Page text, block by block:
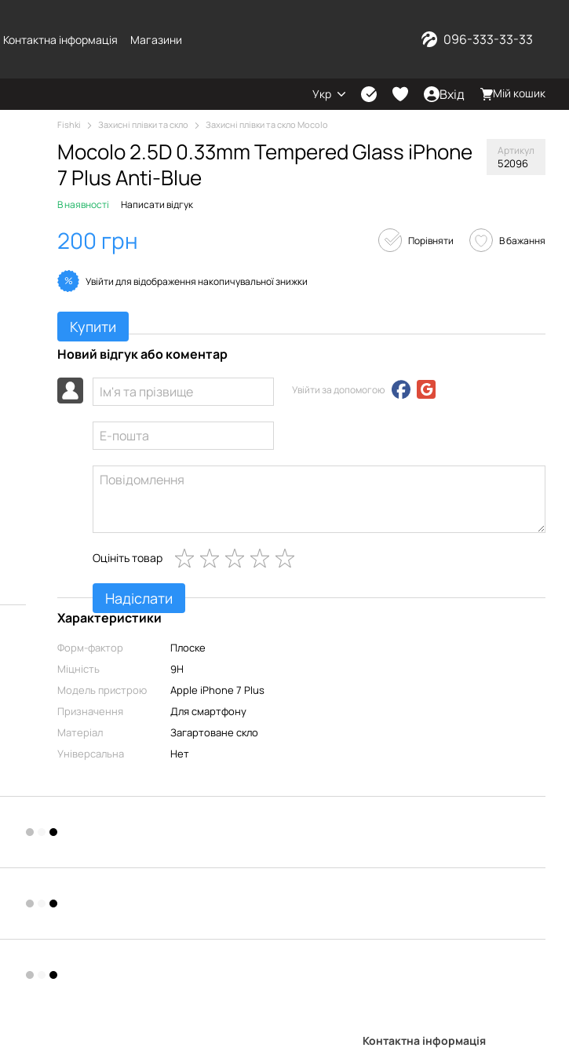
Контактна інформація Магазини 096-333-33-33
Укр Вхід Мій кошик
Fishki Захисні плівки та скло Захисні плівки та скло Mocolo
Mocolo 2.5D 0.33mm Tempered Glass iPhone
7 Plus Anti-Blue
Артикул
52096
В наявності Написати відгук
200 грн Порівняти В бажання
% Увійтидля відображення накопичувальної знижки
Купити
Новий відгук або коментар
Увійти за допомогою
Оцініть товар
Надіслати
Характеристики
Форм-фактор
Плоске
Міцність
9H
Модель пристрою
Apple iPhone 7 Plus
Призначення
Для смартфону
Матеріал
Загартоване скло
Універсальна
Нет
Контактна інформація